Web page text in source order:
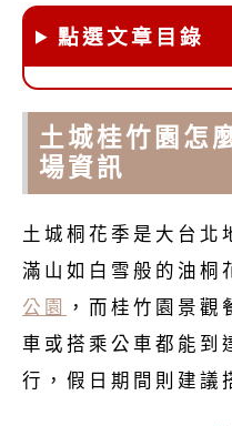
點選文章目錄
土城桂竹園怎
場資訊
土城桐花季是大台北
滿山如白雪般的油桐
公園
，而桂竹園景觀
車或搭乘公車都能到
行，假日期間則建議